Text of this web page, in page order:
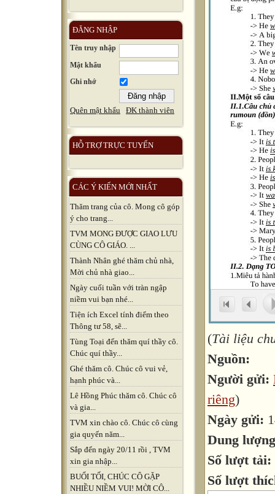
ĐĂNG NHẬP
Tên truy nhập
Mật khẩu
Ghi nhớ
Quên mật khẩu ĐK thành viên
HỖ TRỢ TRỰC TUYẾN
CÁC Ý KIẾN MỚI NHẤT
Thăm trang của cô. Mong cô góp
ý cho trang...
TVM MONG ĐƯỢC GIAO LƯU
CÙNG CÔ GIÁO. ...
Thành Nhân ghé thăm chủ nhà,
Mời chủ nhà giao...
Ngày cuối tuần với tràn ngập
niềm vui bạn nhé...
Tiện ích Excel tính điểm theo
Thông tư 58, sẽ...
Tùng Toại đến thăm quí thầy cô.
Chúc quí thầy...
Ghé thăm cô. Chúc cô vui vẻ,
hạnh phúc và...
Lê Hồng Phúc thăm cô. Chúc cô
và gia...
TVM xin chào cô. Chúc cô cùng
gia quyến năm...
Sắp đến ngày 20/11 rồi , TVM
xin gia nhập...
BUỔI TỐI, CHÚC CÔ GẶP
NHIỀU NIỀM VUI! MỜI CÔ...
(Tài liệu
Nguồn:
Người gửi:
riêng)
Ngày gửi:
Dung
Số lượt tải:
Số lượt